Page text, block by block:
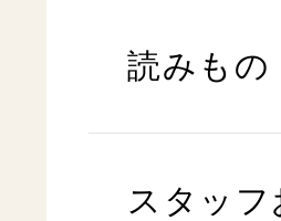
読みもの
スタッフ